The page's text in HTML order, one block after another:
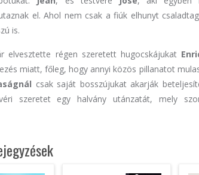
el. Ahol nem csak a fiúk elhunyt
is.
elvesztette régen szeretett hugocskájukat
miatt, főleg, hogy annyi közös pillanatot
csak saját bosszújukat akarják
szeretet egy halvány utánzatát, mely